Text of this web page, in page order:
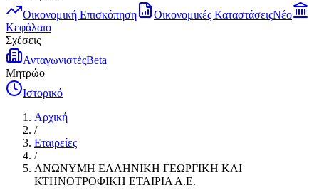
Οικονομική Επισκόπηση
Οικονομικές ΚαταστάσειςΝέο
Κεφάλαιο
Σχέσεις
ΑνταγωνιστέςBeta
Μητρώο
Ιστορικό
Αρχική
/
Εταιρείες
/
ΑΝΩΝΥΜΗ ΕΛΛΗΝΙΚΗ ΓΕΩΡΓΙΚΗ ΚΑΙ
ΚΤΗΝΟΤΡΟΦΙΚΗ ΕΤΑΙΡΙΑ Α.Ε.